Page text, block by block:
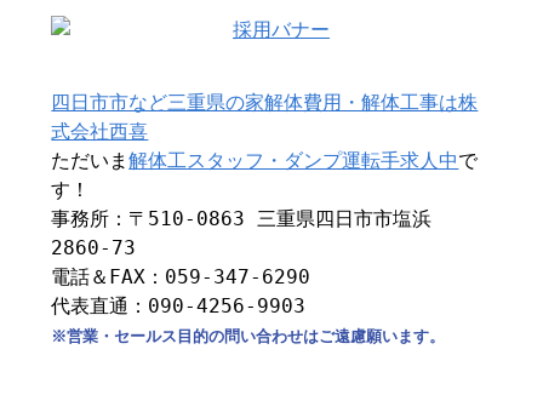
四日市市など三重県の家解体費用・解体工事は株
式会社西喜
ただいま解体工スタッフ・ダンプ運転手求人中で
す！
事務所：〒510-0863 三重県四日市市塩浜
2860-73
電話＆FAX：059-347-6290
代表直通：090-4256-9903
※営業・セールス目的の問い合わせはご遠慮願います。